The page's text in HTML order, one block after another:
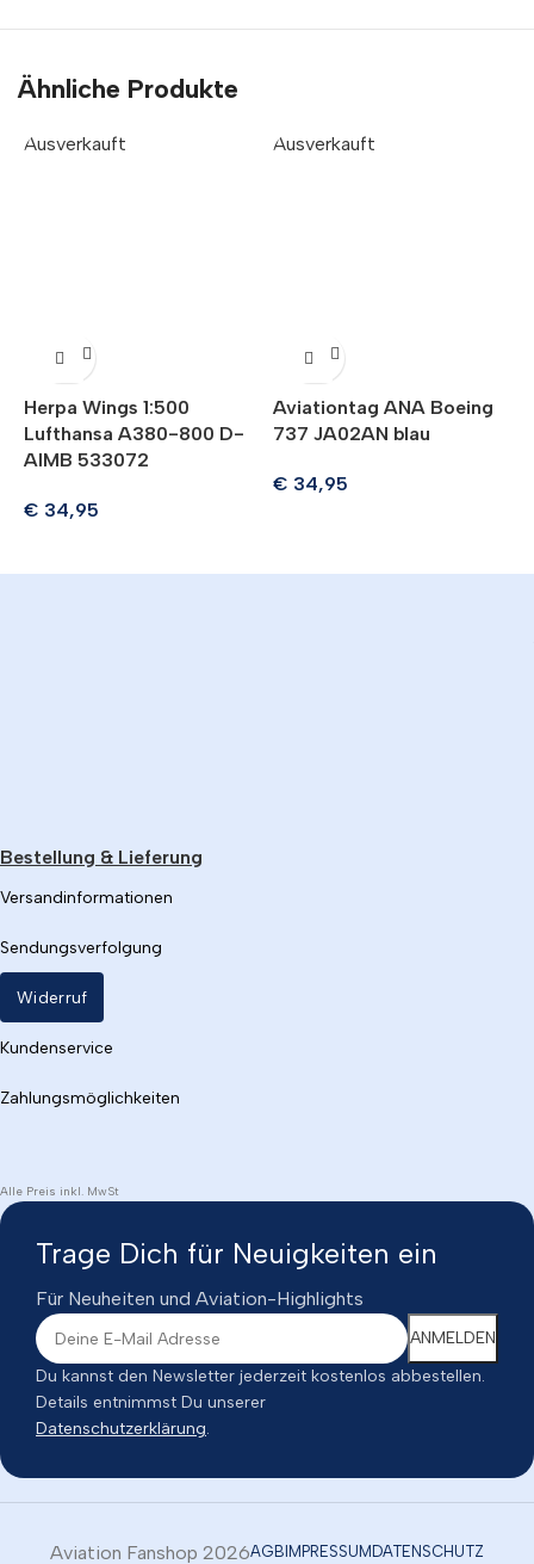
Ähnliche Produkte
Ausverkauft
Herpa Wings 1:500
Lufthansa A380-800 D-
AIMB 533072
€ 34,95
Ausverkauft
Aviationtag ANA Boeing
737 JA02AN blau
€ 34,95
Bestellung & Lieferung
Versandinformationen
Sendungsverfolgung
Widerruf
Kundenservice
Zahlungsmöglichkeiten
Alle Preis inkl. MwSt
Trage Dich für Neuigkeiten ein
Für Neuheiten und Aviation-Highlights
Du kannst den Newsletter jederzeit kostenlos abbestellen.
Details entnimmst Du unserer
Datenschutzerklärung.
Aviation Fanshop 2026AGB IMPRESSUM DATENSCHUTZ